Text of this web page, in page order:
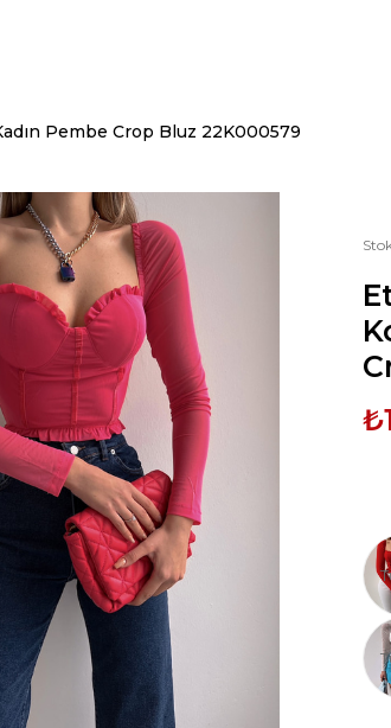
Pembe Crop Bluz 22K000579